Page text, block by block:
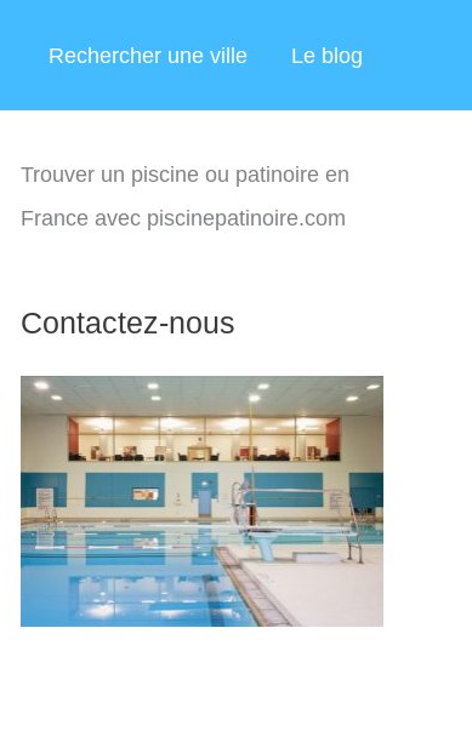
Rechercher une ville Le blog
Trouver un piscine ou patinoire en
France avec piscinepatinoire.com
Contactez-nous